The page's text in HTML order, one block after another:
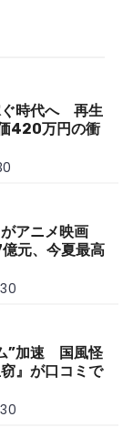
ぐ時代へ 再生
420万円の衝
アニメ映画
元、今夏最高
”加速 国風怪
』が口コミで